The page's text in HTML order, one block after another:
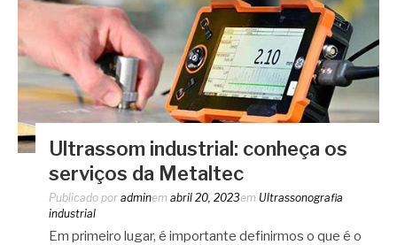
Ultrassom industrial: conheça os
serviços da Metaltec
Publicado por adminem abril 20, 2023em Ultrassonografia
industrial
Em primeiro lugar, é importante definirmos o que é o